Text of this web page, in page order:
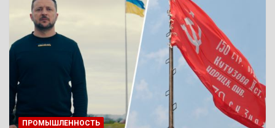
ПРОМЫШЛЕННОСТЬ